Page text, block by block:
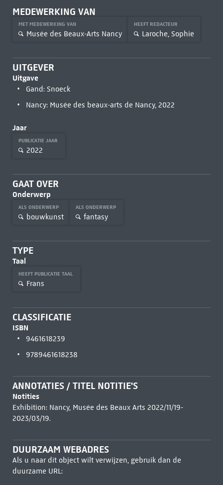
MEDEWERKING VAN
MET MEDEWERKING VAN
Musée des Beaux-Arts Nancy
HEEFT REDACTEUR
Laroche, Sophie
UITGEVER
Uitgave
Gand: Snoeck
Nancy: Musée des beaux-arts de Nancy, 2022
Jaar
PUBLICATIE JAAR
2022
GAAT OVER
Onderwerp
ALS ONDERWERP
bouwkunst
ALS ONDERWERP
fantasy
TYPE
Taal
HEEFT PUBLICATIE TAAL
Frans
CLASSIFICATIE
ISBN
9461618239
9789461618238
ANNOTATIES / TITEL NOTITIE'S
Notities
Exhibition: Nancy, Musée des Beaux Arts 2022/11/19-
2023/03/19.
DUURZAAM WEBADRES
Als u naar dit object wilt verwijzen, gebruik dan de
duurzame URL: